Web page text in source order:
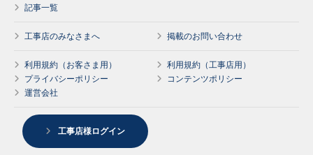
記事一覧
工事店のみなさまへ 掲載のお問い合わせ
利用規約（お客さま用）
利用規約（工事店用）
プライバシーポリシー
コンテンツポリシー
運営会社
工事店様ログイン